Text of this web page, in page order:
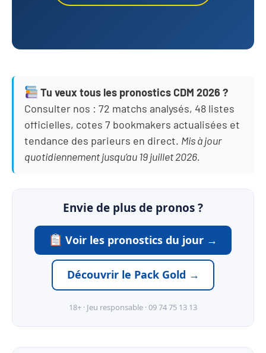
Tu veux tous les pronostics CDM 2026 ?
Consulter nos : 72 matchs analysés, 48 listes
officielles, cotes 7 bookmakers actualisées et
tendance des parieurs en direct. Mis à jour
quotidiennement jusqu’au 19 juillet 2026.
Envie de plus de pronos ?
Voir les pronostics du jour →
Découvrir le Pack Gold →
18+ · Jeu responsable · 09 74 75 13 13